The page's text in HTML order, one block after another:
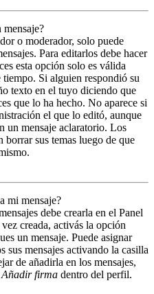
mensaje?
o moderador, solo puede
Para editarlos debe hacer
esta opción solo es válida
Si alguien respondió su
texto en el tuyo diciendo que
que lo ha hecho. No aparece si
el que lo editó, aunque
un mensaje aclaratorio. Los
borrar sus temas luego de que
mi mensaje?
debe crearla en el Panel
creada, activás la opción
un mensaje. Puede asignar
sus mensajes activando la casilla
de añadirla en los mensajes,
Añadir firma dentro del perfil.